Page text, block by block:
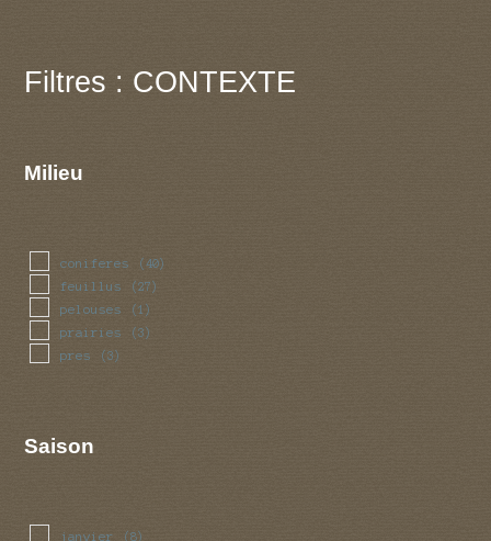
Filtres : CONTEXTE
Milieu
coniferes (40)
feuillus (27)
pelouses (1)
prairies (3)
pres (3)
Saison
janvier (8)